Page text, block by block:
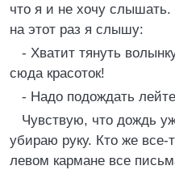
что я и не хочу слышать.
на этот раз я слышу:
- Хватит тянуть
сюда красоток!
- Надо подождать
Чувствую, что дождь
убираю руку. Кто же
левом кармане все